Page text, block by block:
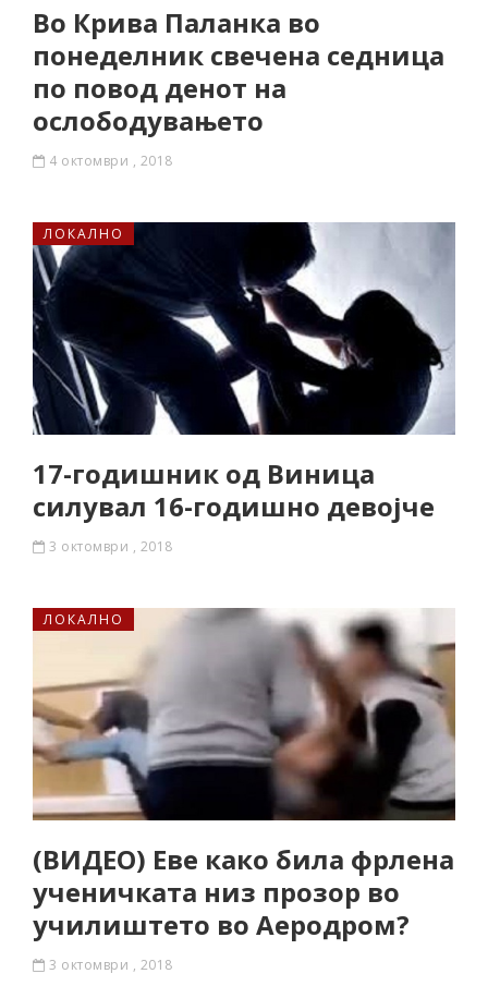
Во Крива Паланка во
понеделник свечена седница
по повод денот на
ослободувањето
4 октомври , 2018
ЛОКАЛНО
17-годишник од Виница
силувал 16-годишно девојче
3 октомври , 2018
ЛОКАЛНО
(ВИДЕО) Еве како била фрлена
ученичката низ прозор во
училиштето во Аеродром?
3 октомври , 2018